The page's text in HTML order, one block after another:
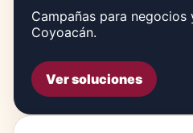
Campañas para negocios
Coyoacán.
Ver soluciones